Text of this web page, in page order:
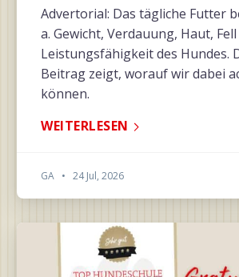
Advertorial: Das tägliche Futter
a. Gewicht, Verdauung, Haut,
Leistungsfähigkeit des Hundes.
Beitrag zeigt, worauf wir dabei
können.
WEITERLESEN
GA • 24 Jul, 2026